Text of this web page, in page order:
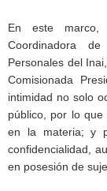
En este marco,
Coordinadora
Personales del
Comisionada
intimidad no solo
público, por lo
en la materia; y
confidencialidad,
en posesión de